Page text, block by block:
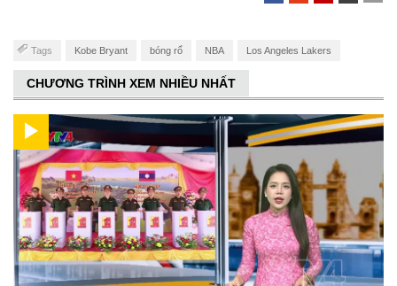
Tags Kobe Bryant bóng rổ NBA Los Angeles Lakers
CHƯƠNG TRÌNH XEM NHIỀU NHẤT